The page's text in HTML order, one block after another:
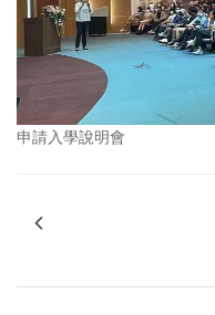
申請入學說明會